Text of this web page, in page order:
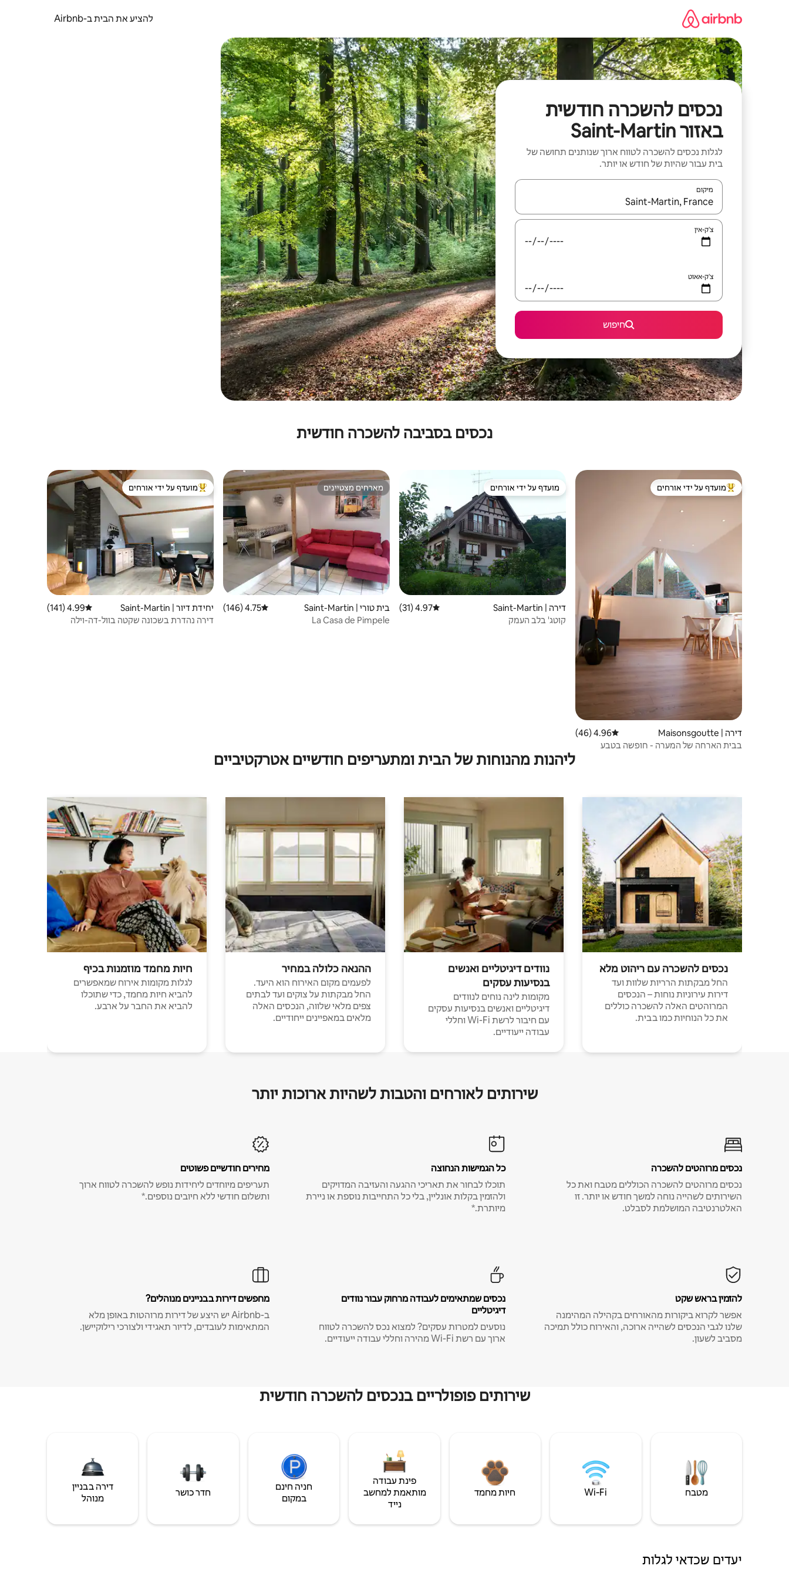
להציע את הבית ב-Airbnb
נכסים להשכרה חודשית
באזור Saint-Martin
לגלות נכסים להשכרה לטווח ארוך שנותנים תחושה של
בית עבור שהיות של חודש או יותר.
מיקום
כאשר התוצאות יהיו זמינות, יש לנווט עם מקשי החיצים למעלה ולמטה או לעיין בעזרת תנועות מגע או החלקה.
צ'ק-אין
צ'ק-אאוט
חיפוש
נכסים בסביבה להשכרה חודשית
מוביל בקרב נכסים מועדפים על ידי אורחים
מועדף על ידי אורחים
דירה | Maisonsgoutte דירוג ממוצע של 4.96 מתוך 5, 46 ביקורות
4.96 (46)
בבית הארחה של המערה - חופשה בטבע
מועדף על ידי אורחים
מועדף על ידי אורחים
דירה | Saint-Martin דירוג ממוצע של 4.97 מתוך 5, 31 ביקורות
4.97 (31)
קוטג' בלב העמק
מארחים מצטיינים
מארחים מצטיינים
בית טורי | Saint-Martin דירוג ממוצע של 4.75 מתוך 5, 146 ביקורות
4.75 (146)
La Casa de Pimpele
מוביל בקרב נכסים מועדפים על ידי אורחים
מועדף על ידי אורחים
יחידת דיור | Saint-Martin דירוג ממוצע של 4.99 מתוך 5, 141 ביקורות
4.99 (141)
דירה נהדרת בשכונה שקטה בוול-דה-וילה
ליהנות מהנוחות של הבית ומתעריפים חודשיים אטרקטיביים
נכסים להשכרה עם ריהוט מלא
החל מבקתות הרריות שלוות ועד
דירות עירוניות נוחות – הנכסים
המרוהטים האלה להשכרה כוללים
את כל הנוחיות כמו בבית.
נוודים דיגיטליים ואנשים
בנסיעות עסקים
מקומות לינה נוחים לנוודים
דיגיטליים ואנשים בנסיעות עסקים
עם חיבור לרשת Wi-Fi וחללי
עבודה ייעודיים.
ההנאה כלולה במחיר
לפעמים מקום האירוח הוא היעד.
החל מבקתות על צוקים ועד לבתים
צפים מלאי שלווה, הנכסים האלה
מלאים במאפיינים ייחודיים.
חיות מחמד מוזמנות בכיף
לגלות מקומות אירוח שמאפשרים
להביא חיות מחמד, כדי שתוכלו
להביא את החבר על ארבע.
שירותים לאורחים והטבות לשהיות ארוכות יותר
נכסים מרוהטים להשכרה
נכסים מרוהטים להשכרה הכוללים מטבח ואת כל
השירותים לשהייה נוחה למשך חודש או יותר. זו
האלטרנטיבה המושלמת לסבלט.
כל הגמישות הנחוצה
תוכלו לבחור את תאריכי ההגעה והעזיבה המדויקים
ולהזמין בקלות אונליין, בלי כל התחייבות נוספת או ניירת
מיותרת.*
מחירים חודשיים פשוטים
תעריפים מיוחדים ליחידות נופש להשכרה לטווח ארוך
ותשלום חודשי ללא חיובים נוספים.*
להזמין בראש שקט
אפשר לקרוא ביקורות מהאורחים בקהילה המהימנה
שלנו לגבי הנכסים לשהייה ארוכה, והאירוח כולל תמיכה
מסביב לשעון.
נכסים שמתאימים לעבודה מרחוק עבור נוודים
דיגיטליים
נוסעים למטרות עסקים? למצוא נכס להשכרה לטווח
ארוך עם רשת Wi-Fi מהירה וחללי עבודה ייעודיים.
מחפשים דירות בבניינים מנוהלים?
ב-Airbnb יש היצע של דירות מרוהטות באופן מלא
המתאימות לעובדים, לדיור תאגידי ולצורכי רילוקיישן.
שירותים פופולריים בנכסים להשכרה חודשית
מטבח Wi‑Fi חיות מחמד
פינת עבודה
מותאמת למחשב
נייד
חניה חינם
במקום
חדר כושר
דירה בבניין
מנוהל
יעדים שכדאי לגלות